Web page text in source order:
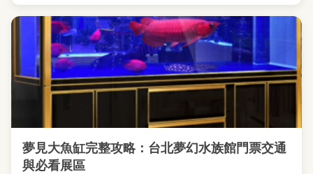
夢見大魚缸完整攻略：台北夢幻水族館門票交通
與必看展區